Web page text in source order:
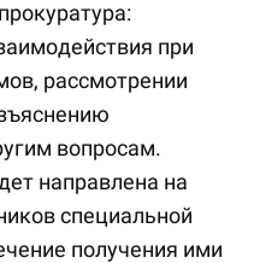
при
рассмотрении
вопросам.
направлена на
специальной
получения ими